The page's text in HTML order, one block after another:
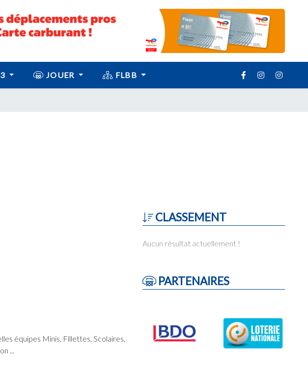
JOUER FLBB
équipes Minis, Fillettes, Scolaires,
...
CLASSEMENT
Aucun résultat actuellement !
PARTENAIRES